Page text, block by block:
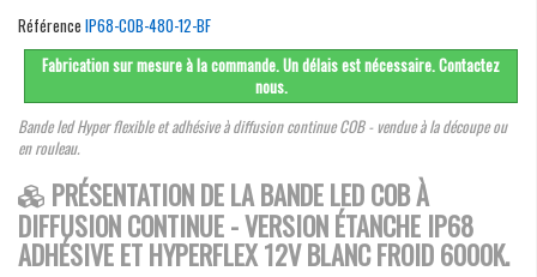
Référence IP68-COB-480-12-BF
Fabrication sur mesure à la commande. Un délais est nécessaire. Contactez
nous.
Bande led Hyper flexible et adhésive à diffusion continue COB - vendue à la découpe ou
en rouleau.
PRÉSENTATION DE LA BANDE LED COB À
DIFFUSION CONTINUE - VERSION ÉTANCHE IP68
ADHÉSIVE ET HYPERFLEX 12V BLANC FROID 6000K.